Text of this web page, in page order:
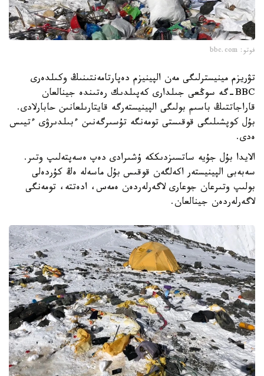
فوتو: bbc.com
تۋريزم مينيسترلىگى مەن الپينيزم دەپارتامەنتىنىڭ وكىلدەرى
BBC-گە سوڭعى جىلدارى كەپىلدىك رەتىندە جينالعان
قاراجاتتىڭ باسىم بولىگى الپينيستەرگە قايتارىلعانىن حابارلادى.
بۇل كوپشىلىگى قوقىستى تومەنگە تۇسىرگەنىن ءبىلدىرۋى ءتيىس
ەدى.
الايدا بۇل جۇيە ساتسىزدىككە ۇشىرادى دەپ ەسەپتەلىپ وتىر.
سەبەبى الپينيستەر اكەلگەن قوقىس بۇل ماسەلە ەڭ كۇردەلى
بولىپ وتىرعان جوعارى لاگەرلەردەن ەمەس، ادەتتە، تومەنگى
لاگەرلەردەن جينالعان.